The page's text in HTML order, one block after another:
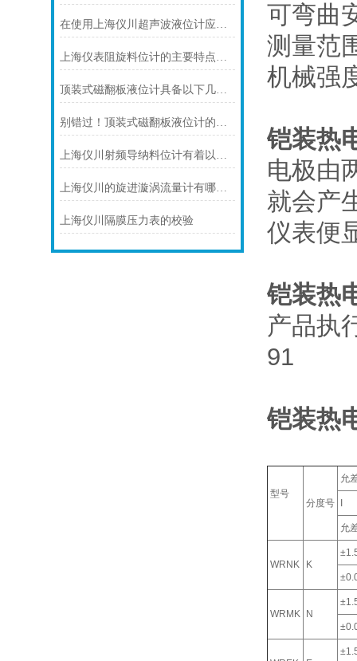
在使用上海仪川超声波液位计应注间的现场条件
上海仪表阻旋料位计的主要特点可归纳如下
顶装式磁翻板液位计具备以下几大主要特点
别错过！顶装式磁翻板液位计的适用版图，一文解锁核心场景
上海仪川射频导纳料位计有着以下几大技术特点
上海仪川的旋进漩涡流量计有哪些应用案例
上海仪川隔膜压力表的校验
可弯曲
测量范
机械强
铠装热
电极由
就会产
仪表便
铠装热
产品执
91
铠装热
型号
分度号
允
允
WRNK K
WRMK N